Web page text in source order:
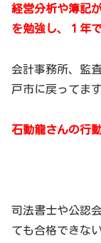
経営分析や簿記
を勉強し、１年
会計事務所、監
戸市に戻ってます
石動龍さんの行
司法書士や公認
ても合格できな